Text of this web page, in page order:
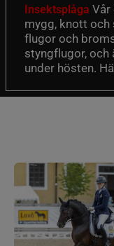
Insektsplåga Vår
mygg, knott
flugor och
styngflugor, och
under hösten.